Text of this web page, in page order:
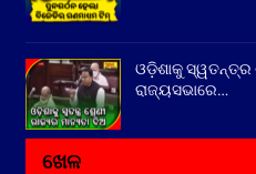
ଓଡ଼ିଶାକୁ ସ୍ୱତନ୍ତ୍ର
ରାଜ୍ୟସଭାରେ…
ଖେଳ